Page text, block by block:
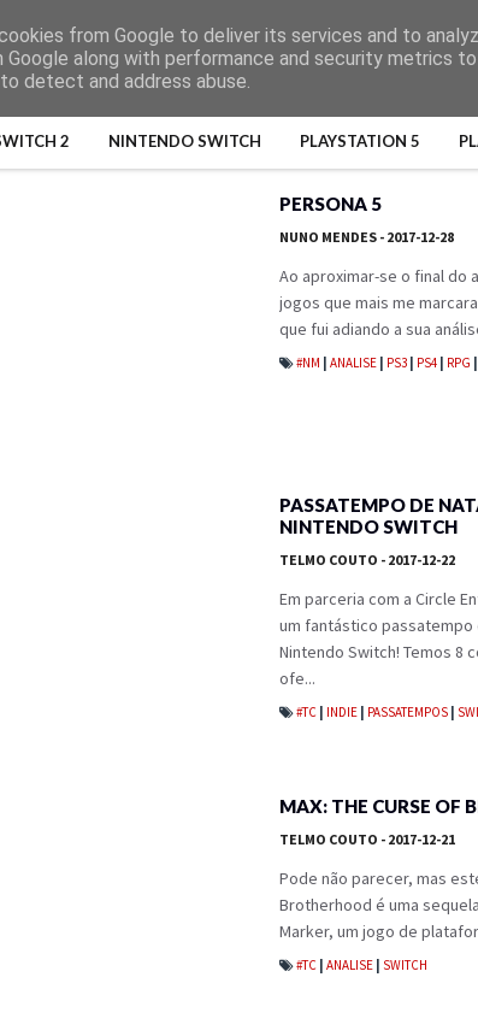
2 NINTENDO SWITCH PLAYSTATION 5
PERSONA 5
NUNO MENDES - 2017-12-28
Ao aproximar-se o final do
jogos que mais me
que fui adiando a sua
#NM ANALISE PS3 PS4 RPG
PASSATEMPO DE
NINTENDO SWITCH
TELMO COUTO - 2017-12-22
Em parceria com a Circle
um fantástico passatempo
Nintendo Switch! Temos 8
ofe...
#TC INDIE PASSATEMPOS
MAX: THE CURSE OF
TELMO COUTO - 2017-12-21
Pode não parecer, mas
Brotherhood é uma
Marker, um jogo de
#TC ANALISE SWITCH
from Google to deliver its services and to
Google along with performance and security metrics
detect and address abuse.